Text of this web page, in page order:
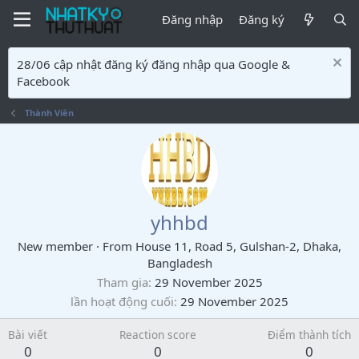
Đăng nhập Đăng ký
28/06 cập nhật đăng ký đăng nhập qua Google &
Facebook
Thành Viên
yhhbd
New member · From House 11, Road 5, Gulshan-2, Dhaka,
Bangladesh
Tham gia 29 November 2025
lần hoạt động cuối 29 November 2025
Bài viết
0
Reaction score
0
Điểm thành tích
0